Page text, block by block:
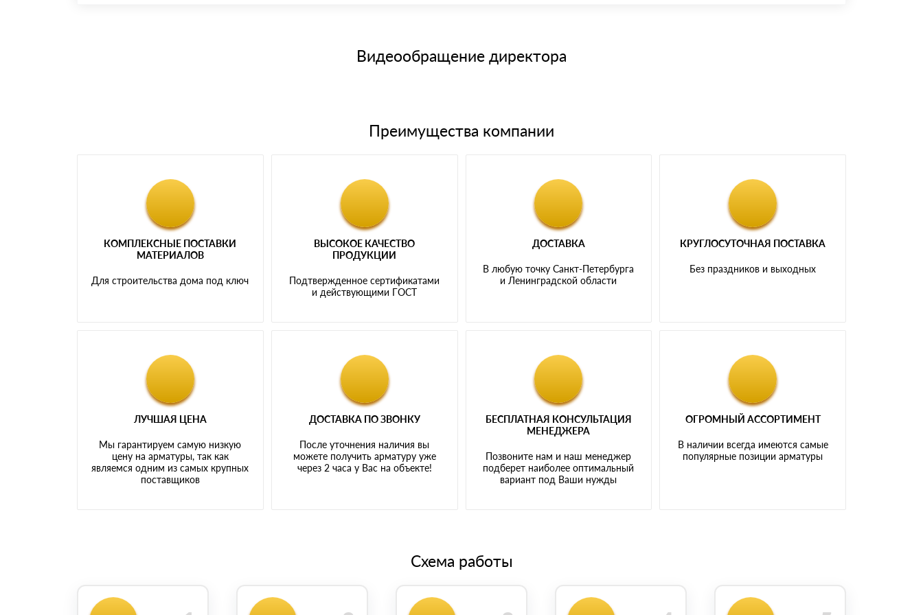
Мы принимаем платежи с сайта по следующим банковским картамВидеообращение директора
Преимущества компании
КОМПЛЕКСНЫЕ ПОСТАВКИ
МАТЕРИАЛОВ
Для строительства дома под ключ
ВЫСОКОЕ КАЧЕСТВО
ПРОДУКЦИИ
Подтвержденное сертификатами
и действующими ГОСТ
ДОСТАВКА
В любую точку Санкт-Петербурга
и Ленинградской области
КРУГЛОСУТОЧНАЯ ПОСТАВКА
Без праздников и выходных
ЛУЧШАЯ ЦЕНА
Мы гарантируем самую низкую
цену на арматуры, так как
являемся одним из самых крупных
поставщиков
ДОСТАВКА ПО ЗВОНКУ
После уточнения наличия вы
можете получить арматуру уже
через 2 часа у Вас на объекте!
БЕСПЛАТНАЯ КОНСУЛЬТАЦИЯ
МЕНЕДЖЕРА
Позвоните нам и наш менеджер
подберет наиболее оптимальный
вариант под Ваши нужды
ОГРОМНЫЙ АССОРТИМЕНТ
В наличии всегда имеются самые
популярные позиции арматуры
Схема работы